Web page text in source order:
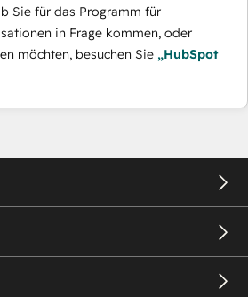
Sie für das Programm für
in Frage kommen, oder
möchten, besuchen Sie „HubSpot